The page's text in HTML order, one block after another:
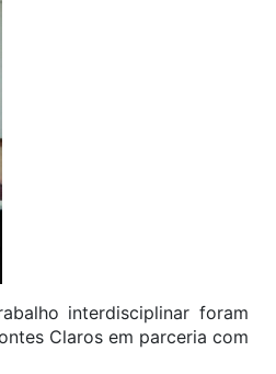
interdisciplinar foram
Claros em parceria com